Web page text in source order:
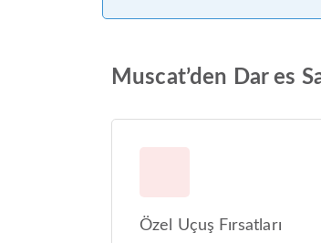
Muscat’den Dar es
Özel Uçuş Fırsatları